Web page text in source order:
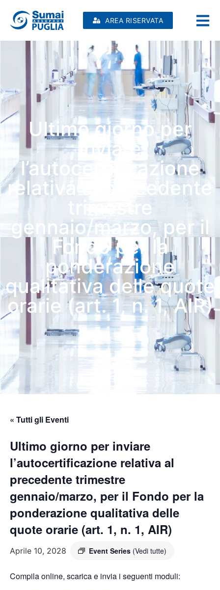
AREA RISERVATA
Ultimo giorno per
inviare
l’autocertificazione
relativa al precedente
trimestre
gennaio/marzo, per il
Fondo per la
ponderazione
qualitativa delle quote
orarie (art. 1, n. 1, AIR)
« Tutti gli Eventi
Ultimo giorno per inviare
l’autocertificazione relativa al
precedente trimestre
gennaio/marzo, per il Fondo per la
ponderazione qualitativa delle
quote orarie (art. 1, n. 1, AIR)
Aprile 10, 2028 Event Series (Vedi tutte)
Compila online, scarica e invia i seguenti moduli: